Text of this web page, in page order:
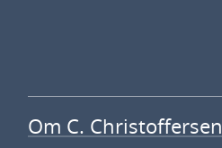
Om C. Christoffersen